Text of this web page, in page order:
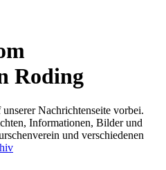
Roding
Nachrichtenseite vorbei.
Informationen, Bilder und
und verschiedenen